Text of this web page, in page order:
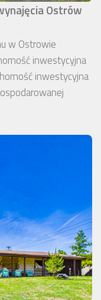
Ostrów
w Ostrowie
inwestycyjna
inwestycyjna